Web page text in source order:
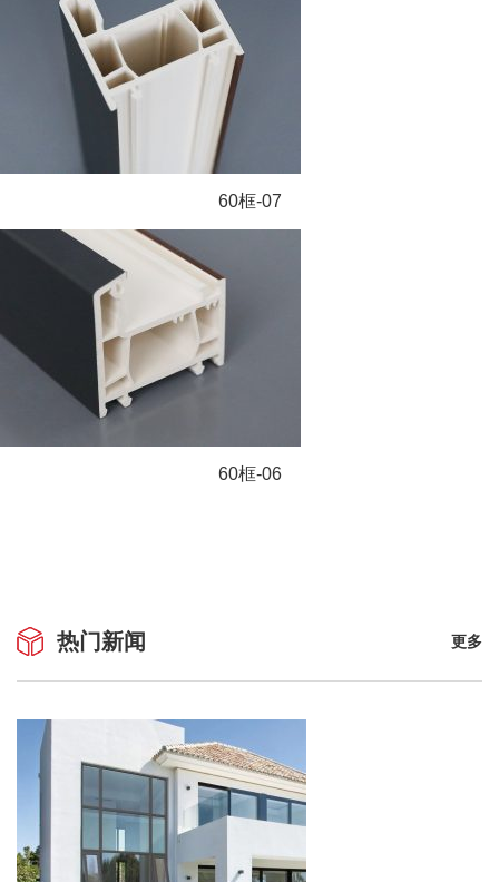
60框-07
60框-06
热门新闻 更多